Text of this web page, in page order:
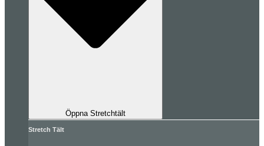
Öppna Stretchtält
Stretch Tält